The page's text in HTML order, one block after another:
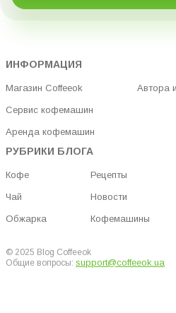
ИНФОРМАЦИЯ
Магазин Coffeeok
Сервис кофемашин
Аренда кофемашин
Автора
РУБРИКИ БЛОГА
Кофе
Чай
Обжарка
Рецепты
Новости
Кофемашины
© 2025 Blog Coffeeok
Общие вопросы: support@coffeeok.ua